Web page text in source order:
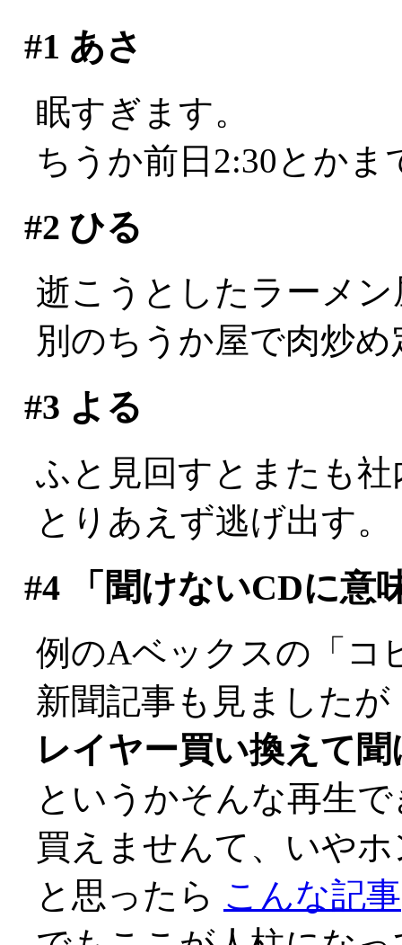
#1 あさ
眠すぎます。
ちうか前日2:30とか
#2 ひる
逝こうとしたラーメ
別のちうか屋で肉炒
#3 よる
ふと見回すとまたも
とりあえず逃げ出す。
#4「聞けないCDに意
例のAベックスの「コ
新聞記事も見ましたが
レイヤー買い換えて
というかそんな再生
買えませんて、いや
と思ったら こんな記事